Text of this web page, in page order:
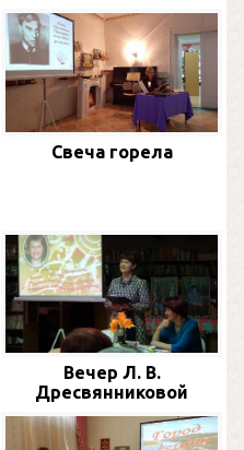
Свеча горела
Вечер Л. В.
Дресвянниковой